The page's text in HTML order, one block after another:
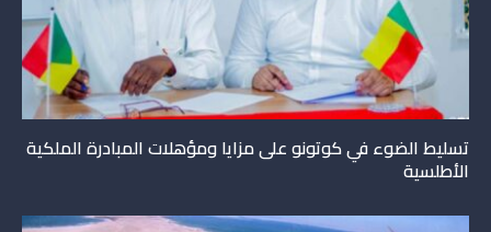
تسليط الضوء في كوتونو على مزايا ومؤهلات المبادرة الملكية
الأطلسية